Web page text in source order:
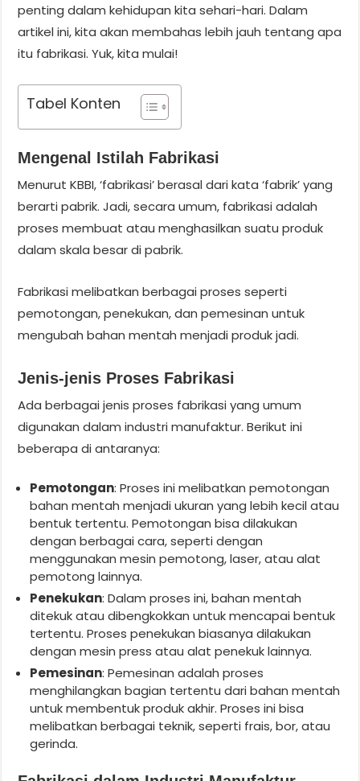
penting dalam kehidupan kita sehari-hari. Dalam
artikel ini, kita akan membahas lebih jauh tentang apa
itu fabrikasi. Yuk, kita mulai!
Tabel Konten
Mengenal Istilah Fabrikasi
Menurut KBBI, ‘fabrikasi’ berasal dari kata ‘fabrik’ yang
berarti pabrik. Jadi, secara umum, fabrikasi adalah
proses membuat atau menghasilkan suatu produk
dalam skala besar di pabrik.
Fabrikasi melibatkan berbagai proses seperti
pemotongan, penekukan, dan pemesinan untuk
mengubah bahan mentah menjadi produk jadi.
Jenis-jenis Proses Fabrikasi
Ada berbagai jenis proses fabrikasi yang umum
digunakan dalam industri manufaktur. Berikut ini
beberapa di antaranya:
Pemotongan: Proses ini melibatkan pemotongan
bahan mentah menjadi ukuran yang lebih kecil atau
bentuk tertentu. Pemotongan bisa dilakukan
dengan berbagai cara, seperti dengan
menggunakan mesin pemotong, laser, atau alat
pemotong lainnya.
Penekukan: Dalam proses ini, bahan mentah
ditekuk atau dibengkokkan untuk mencapai bentuk
tertentu. Proses penekukan biasanya dilakukan
dengan mesin press atau alat penekuk lainnya.
Pemesinan: Pemesinan adalah proses
menghilangkan bagian tertentu dari bahan mentah
untuk membentuk produk akhir. Proses ini bisa
melibatkan berbagai teknik, seperti frais, bor, atau
gerinda.